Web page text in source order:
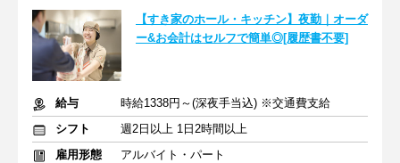
【すき家のホール・キッチン】夜勤｜オーダ
ー&お会計はセルフで簡単◎[履歴書不要]
給与
時給1338円～(深夜手当込) ※交通費支給
シフト
週2日以上 1日2時間以上
雇用形態
アルバイト・パート